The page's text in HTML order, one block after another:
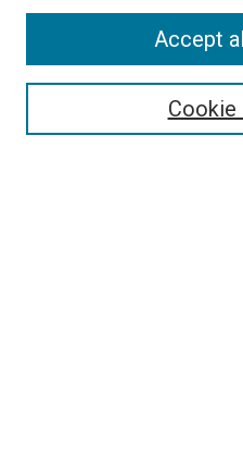
Enter search terms:
Select context to search:Cookie
Accept